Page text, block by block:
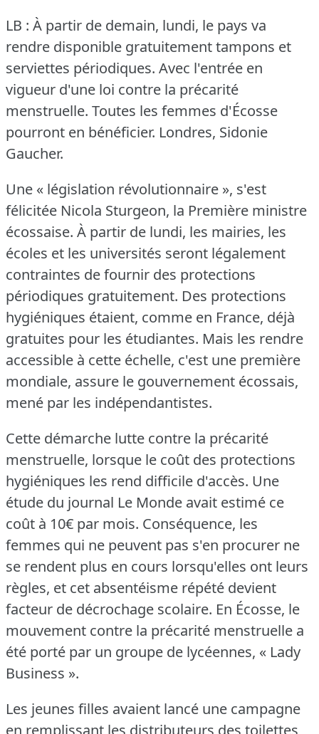
LB : À partir de demain, lundi, le pays va
rendre disponible gratuitement tampons et
serviettes périodiques. Avec l'entrée en
vigueur d'une loi contre la précarité
menstruelle. Toutes les femmes d'Écosse
pourront en bénéficier. Londres, Sidonie
Gaucher.
Une « législation révolutionnaire », s'est
félicitée Nicola Sturgeon, la Première ministre
écossaise. À partir de lundi, les mairies, les
écoles et les universités seront légalement
contraintes de fournir des protections
périodiques gratuitement. Des protections
hygiéniques étaient, comme en France, déjà
gratuites pour les étudiantes. Mais les rendre
accessible à cette échelle, c'est une première
mondiale, assure le gouvernement écossais,
mené par les indépendantistes.
Cette démarche lutte contre la précarité
menstruelle, lorsque le coût des protections
hygiéniques les rend difficile d'accès. Une
étude du journal Le Monde avait estimé ce
coût à 10€ par mois. Conséquence, les
femmes qui ne peuvent pas s'en procurer ne
se rendent plus en cours lorsqu'elles ont leurs
règles, et cet absentéisme répété devient
facteur de décrochage scolaire. En Écosse, le
mouvement contre la précarité menstruelle a
été porté par un groupe de lycéennes, « Lady
Business ».
Les jeunes filles avaient lancé une campagne
en remplissant les distributeurs des toilettes